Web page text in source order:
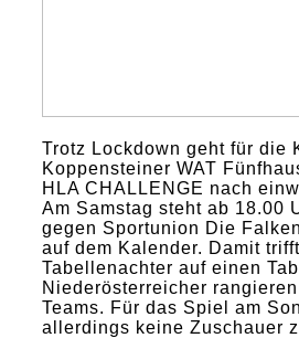
Trotz Lockdown geht für die
Koppensteiner WAT
HLA CHALLENGE nach
Am Samstag steht ab 18.00
gegen Sportunion Die
auf dem Kalender. Damit
Tabellenachter auf einen
Niederösterreicher
Teams. Für das Spiel am
allerdings keine Zuschauer